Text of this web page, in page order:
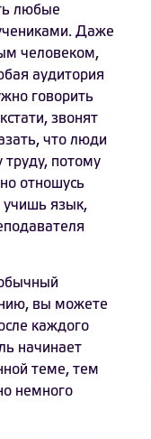
любые
Даже
человеком,
аудитория
говорить
звонят
что люди
труду, потому
отношусь
учишь язык,
вы можете
каждого
начинает
теме, тем
немного